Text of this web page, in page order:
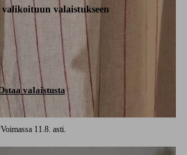
valikoituun valaistukseen
valaistusta
11.8. asti.